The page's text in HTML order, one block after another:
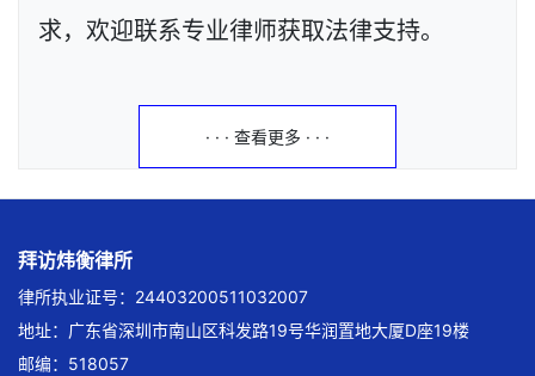
求，欢迎联系专业律师获取法律支持。
· · · 查看更多 · · ·
拜访炜衡律所
律所执业证号：24403200511032007
地址：广东省深圳市南山区科发路19号华润置地大厦D座19楼
邮编：518057